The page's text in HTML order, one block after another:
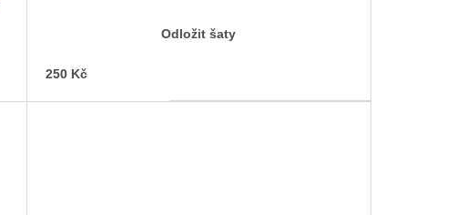
Odložit šaty
250 Kč